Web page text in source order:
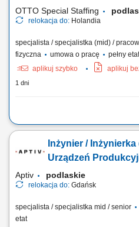
OTTO Special Staffing
relokacja do: Holandia
specjalista / specjalistka (mid) /
fizyczna
umowa o pracę pełny
aplikuj szybko
aplikuj
1 dni
Praca w firmie oznacza pracę w
środowiska, w którym liczą się
praca zespołowa pomagają ludziom
Inżynier /
Urządzeń
Aptiv podlaskie
relokacja do: Gdańsk
specjalista / specjalistka mid / senior
etat